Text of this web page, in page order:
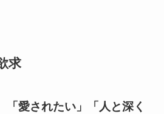
求
「愛されたい」「人と深く